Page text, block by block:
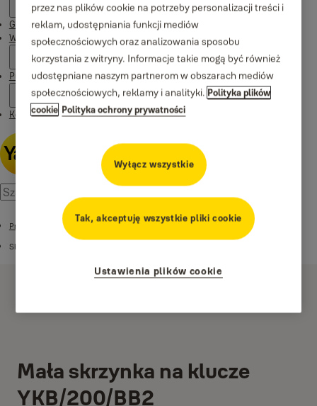
Gdzie kupić
Wsparcie
Publikacje
Kontakt
Produkty
Skrzynki na klucze
Mała skrzynka na klucze
YKB/200/BB2
przez nas plików cookie na potrzeby personalizacji treści i
reklam, udostępniania funkcji mediów
społecznościowych oraz analizowania sposobu
korzystania z witryny. Informacje takie mogą być również
udostępniane naszym partnerom w obszarach mediów
społecznościowych, reklamy i analityki. Polityka plików
cookie Polityka ochrony prywatności
Wyłącz wszystkie
Tak, akceptuję wszystkie pliki cookie
Ustawienia plików cookie